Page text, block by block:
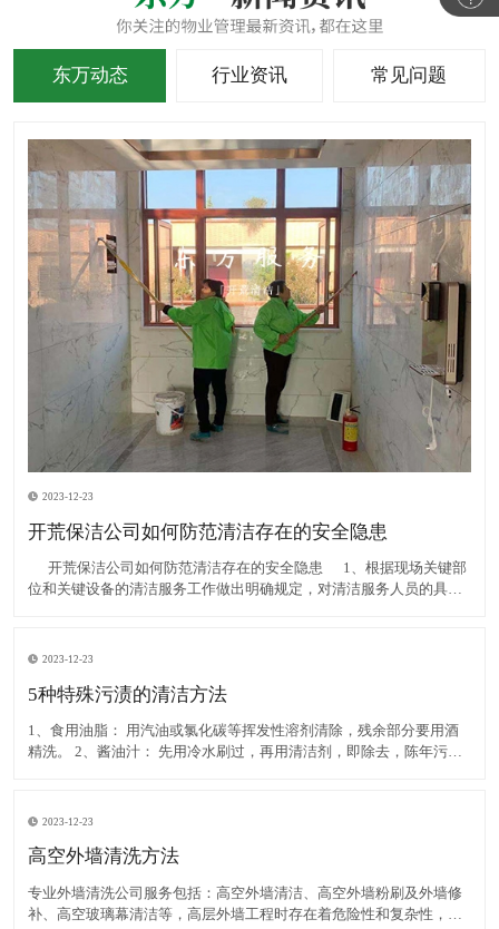
东万动态 行业资讯 常见问题
2023-12-23
开荒保洁公司如何防范清洁存在的安全隐患
​ 开荒保洁公司如何防范清洁存在的安全隐患 1、根据现场关键部
位和关键设备的清洁服务工作做出明确规定，对清洁服务人员的具体
2023-12-23
5种特殊污渍的清洁方法
1、食用油脂： 用汽油或氯化碳等挥发性溶剂清除，残余部分要用酒
精洗。 2、酱油汁： 先用冷水刷过，再用清洁剂，即除去，陈年污汁
2023-12-23
高空外墙清洗方法
专业外墙清洗公司服务包括：高空外墙清洁、高空外墙粉刷及外墙修
补、高空玻璃幕清洁等，高层外墙工程时存在着危险性和复杂性，所